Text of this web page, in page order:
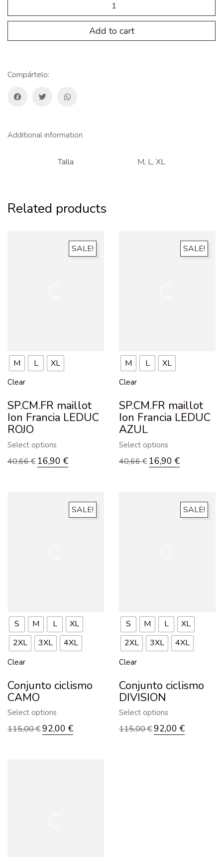
Ion
COMMANDER
Add to cart
Compártelo:
Additional information
Talla M, L, XL
Related products
SALE!
M L XL
Clear
SP.CM.FR maillot
Ion Francia LEDUC
ROJO
Select options
40,66€ 16,90 €
SALE!
M L XL
Clear
SP.CM.FR maillot
Ion Francia LEDUC
AZUL
Select options
40,66€ 16,90 €
SALE!
S M L
XL
2XL
3XL 4XL
Clear
Conjunto ciclismo
CAMO
Select options
115,00€92,00 €
SALE!
S M L
XL
2XL
3XL 4XL
Clear
Conjunto ciclismo
DIVISION
Select options
115,00€92,00 €